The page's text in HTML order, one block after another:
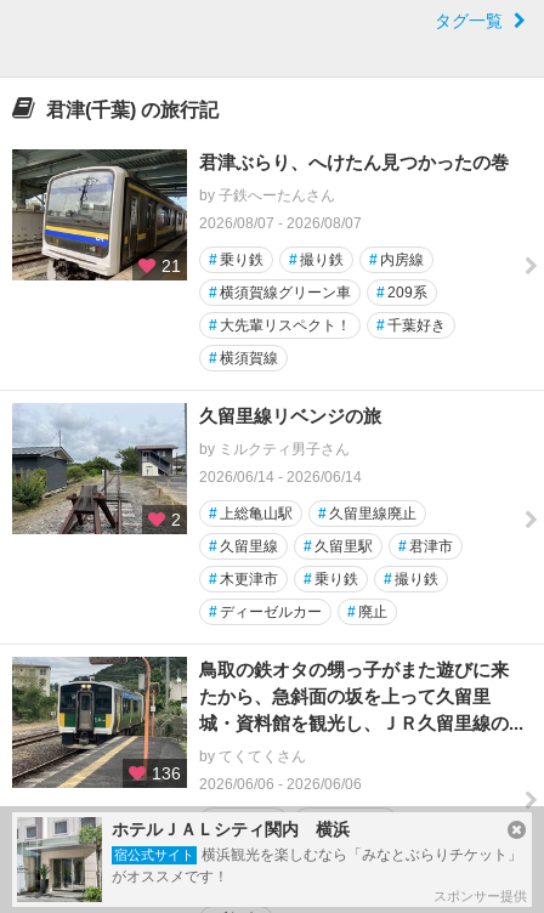
タグ一覧
君津(千葉) の旅行記
21
君津ぶらり、へけたん見つかったの巻
by 子鉄へーたんさん
2026/08/07 - 2026/08/07
#乗り鉄 #撮り鉄 # 内房線
#横須賀線グリーン車 #209系
# 大先輩リスペクト！ #千葉好き
#横須賀線
2
久留里線リベンジの旅
by ミルクティ男子さん
2026/06/14 - 2026/06/14
# 上総亀山駅 # 久留里線廃止
# 久留里線 # 久留里駅 #君津市
# 木更津市 #乗り鉄 #撮り鉄
#ディーゼルカー # 廃止
136
鳥取の鉄オタの甥っ子がまた遊びに来
たから、急斜面の坂を上って久留里
城・資料館を観光し、ＪＲ久留里線の...
by てくてくさん
2026/06/06 - 2026/06/06
久留里線
上総亀山駅
#久留里線廃止 #チックトック
久留里観光交流センター
ホテルＪＡＬシティ関内 横浜
宿公式サイト
横浜観光を楽しむなら「みなとぶらりチケット」
がオススメです！
スポンサー提供